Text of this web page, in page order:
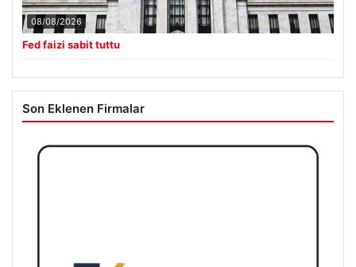
08/08/2026
Fed faizi sabit tuttu
Son Eklenen Firmalar